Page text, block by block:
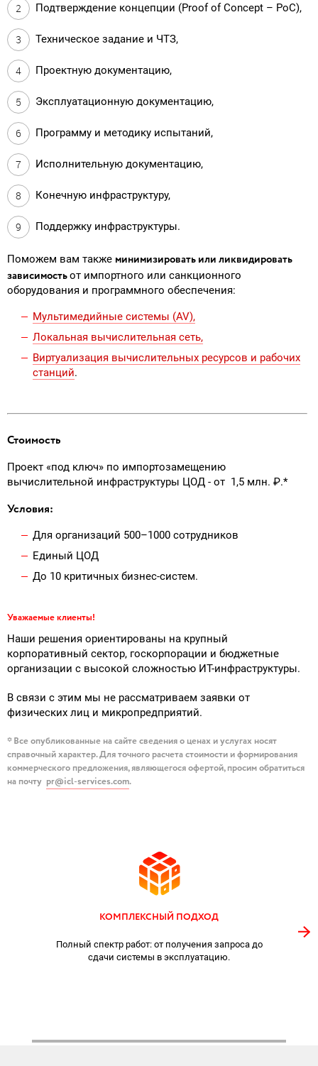
Подтверждение концепции (Proof of Concept – PoC),
Техническое задание и ЧТЗ,
Проектную документацию,
Эксплуатационную документацию,
Программу и методику испытаний,
Исполнительную документацию,
Конечную инфраструктуру,
Поддержку инфраструктуры.
Поможем вам также минимизировать или ликвидировать
зависимостьот импортного или санкционного
оборудования и программного обеспечения:
Мультимедийные системы (AV),
Локальная вычислительная сеть,
Виртуализация вычислительных ресурсов и рабочих
станций.
Стоимость
Проект «под ключ» по импортозамещению
вычислительной инфраструктуры ЦОД - от 1,5 млн. ₽.*
Условия:
Для организаций 500–1000 сотрудников
Единый ЦОД
До 10 критичных бизнес‑систем.
Уважаемые клиенты!
Наши решения ориентированы на крупный
корпоративный сектор, госкорпорации и бюджетные
организации с высокой сложностью ИТ-инфраструктуры.
В связи с этим мы не рассматриваем заявки от
физических лиц и микропредприятий.
* Все опубликованные на сайте сведения о ценах и услугах носят
справочный характер. Для точного расчета стоимости и формирования
коммерческого предложения, являющегося офертой, просим обратиться
на почту pr@icl-services.com.
КОМПЛЕКСНЫЙ ПОДХОД
Полный спектр работ: от получения запроса до
сдачи системы в эксплуатацию.